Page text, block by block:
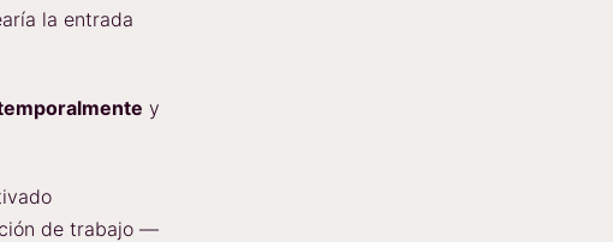
la entrada
y
de trabajo —